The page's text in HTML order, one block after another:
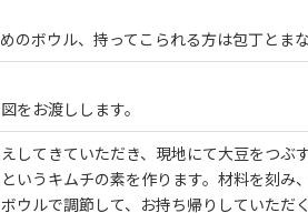
のボウル、持ってこられる方は包丁とま
をお渡しします。
してきていただき、現地にて大豆をつぶ
いうキムチの素を作ります。材料を刻み
ウルで調節して、お持ち帰りしていただ